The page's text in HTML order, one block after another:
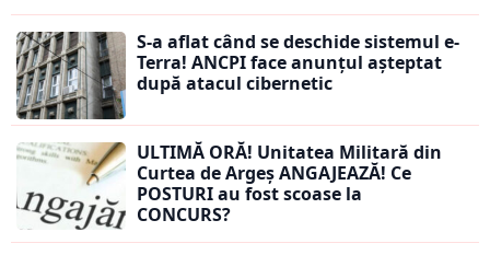
S-a aflat când se deschide sistemul e-
Terra! ANCPI face anunțul așteptat
după atacul cibernetic
ULTIMĂ ORĂ! Unitatea Militară din
Curtea de Argeș ANGAJEAZĂ! Ce
POSTURI au fost scoase la
CONCURS?